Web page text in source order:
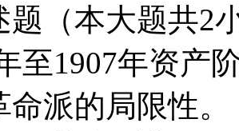
题（本大题共2
至1907年资产
派的局限性。